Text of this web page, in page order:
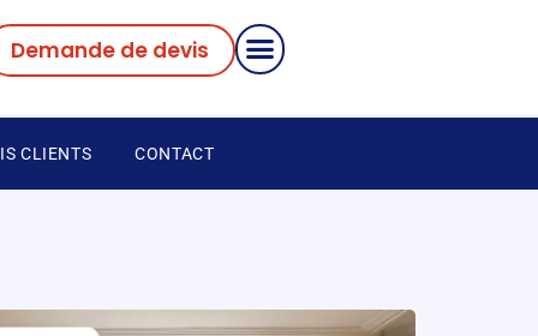
Demande de devis
CLIENTS CONTACT